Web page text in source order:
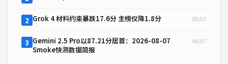
2 Grok 4 材料约束暴跌17.6分 主榜仅降1.8分 08/07
3 Gemini 2.5 Pro以87.21分居首：2026-08-07
Smoke快测数据简报
08/07